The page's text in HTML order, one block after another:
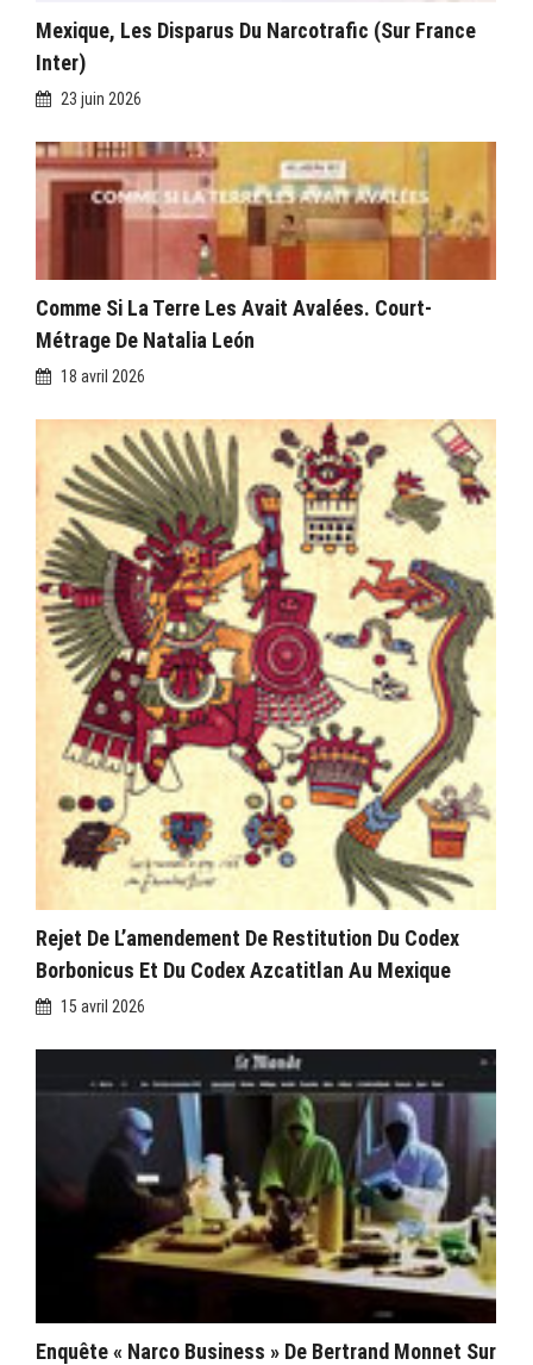
Mexique, Les Disparus Du Narcotrafic (sur France
Inter)
23 juin 2026
Comme Si La Terre Les Avait Avalées. Court-
Métrage De Natalia León
18 avril 2026
Rejet De L’amendement De Restitution Du Codex
Borbonicus Et Du Codex Azcatitlan Au Mexique
15 avril 2026
Enquête « Narco Business » De Bertrand Monnet Sur